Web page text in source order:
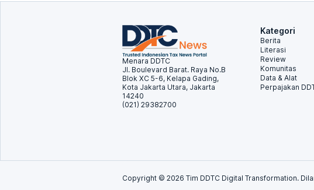
Menara DDTC
Jl. Boulevard Barat. Raya No.B
Blok XC 5-6, Kelapa Gading,
Kota Jakarta Utara, Jakarta
14240
(021) 29382700
Kategori
Berita
Literasi
Review
Komunitas
Data & Alat
Perpajakan
Copyright © 2026 Tim DDTC Digital Transformation.